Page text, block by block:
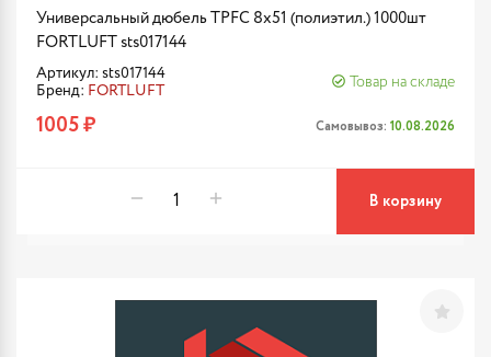
Универсальный дюбель TPFC 8х51 (полиэтил.) 1000шт
FORTLUFT sts017144
Артикул: sts017144
Бренд: FORTLUFT
Товар на складе
1005 ₽ Самовывоз: 10.08.2026
В корзину